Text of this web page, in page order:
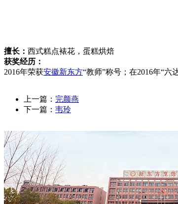
擅长： 西式糕点裱花，蛋糕烘焙
获奖经历：
2016年荣获安徽新东方“教师”称号；在2016年“六
上一篇： 完颜燕
下一篇： 韦玲